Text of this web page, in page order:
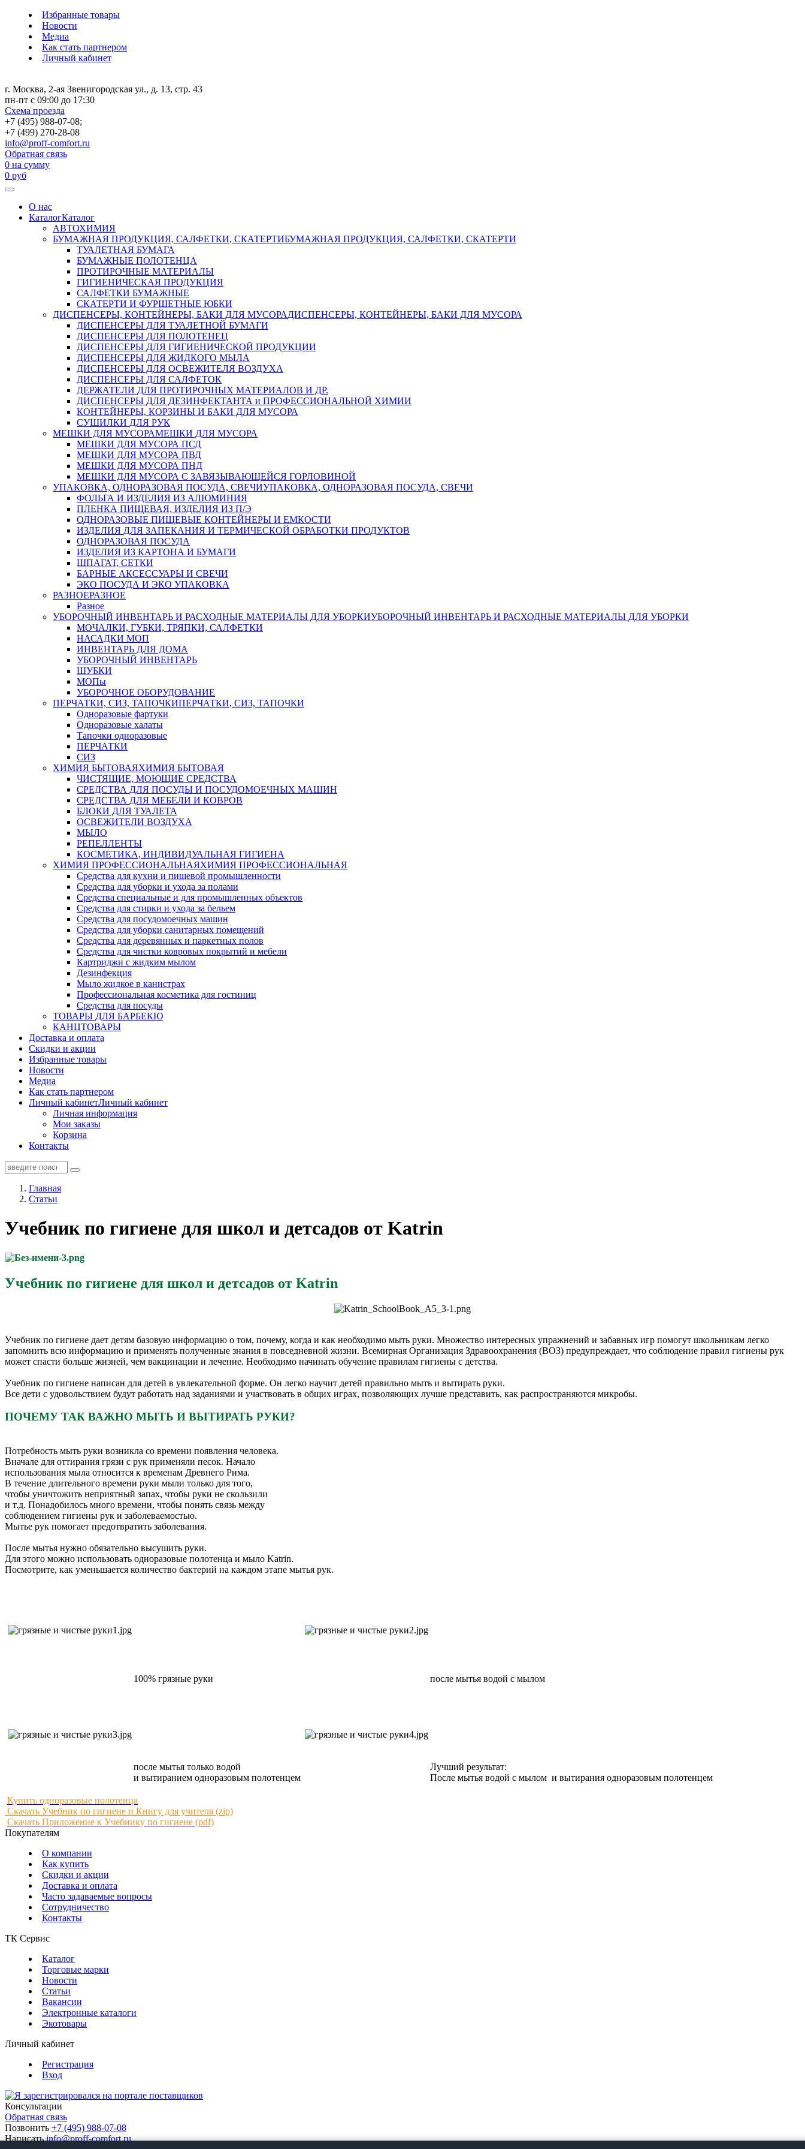
Избранные товары
Новости
Медиа
Как стать партнером
Личный кабинет
г. Москва, 2-ая Звенигородская ул., д. 13, стр. 43
пн-пт с 09:00 до 17:30
Схема проезда
+7 (495) 988-07-08;
+7 (499) 270-28-08
info@proff-comfort.ru
Обратная связь
0 на сумму
0 руб
О нас
КаталогКаталог
АВТОХИМИЯ
БУМАЖНАЯ ПРОДУКЦИЯ, САЛФЕТКИ, СКАТЕРТИБУМАЖНАЯ ПРОДУКЦИЯ, САЛФЕТКИ, СКАТЕРТИ
ТУАЛЕТНАЯ БУМАГА
БУМАЖНЫЕ ПОЛОТЕНЦА
ПРОТИРОЧНЫЕ МАТЕРИАЛЫ
ГИГИЕНИЧЕСКАЯ ПРОДУКЦИЯ
САЛФЕТКИ БУМАЖНЫЕ
СКАТЕРТИ И ФУРШЕТНЫЕ ЮБКИ
ДИСПЕНСЕРЫ, КОНТЕЙНЕРЫ, БАКИ ДЛЯ МУСОРАДИСПЕНСЕРЫ, КОНТЕЙНЕРЫ, БАКИ ДЛЯ МУСОРА
ДИСПЕНСЕРЫ ДЛЯ ТУАЛЕТНОЙ БУМАГИ
ДИСПЕНСЕРЫ ДЛЯ ПОЛОТЕНЕЦ
ДИСПЕНСЕРЫ ДЛЯ ГИГИЕНИЧЕСКОЙ ПРОДУКЦИИ
ДИСПЕНСЕРЫ ДЛЯ ЖИДКОГО МЫЛА
ДИСПЕНСЕРЫ ДЛЯ ОСВЕЖИТЕЛЯ ВОЗДУХА
ДИСПЕНСЕРЫ ДЛЯ САЛФЕТОК
ДЕРЖАТЕЛИ ДЛЯ ПРОТИРОЧНЫХ МАТЕРИАЛОВ И ДР.
ДИСПЕНСЕРЫ ДЛЯ ДЕЗИНФЕКТАНТА и ПРОФЕССИОНАЛЬНОЙ ХИМИИ
КОНТЕЙНЕРЫ, КОРЗИНЫ И БАКИ ДЛЯ МУСОРА
СУШИЛКИ ДЛЯ РУК
МЕШКИ ДЛЯ МУСОРАМЕШКИ ДЛЯ МУСОРА
МЕШКИ ДЛЯ МУСОРА ПСД
МЕШКИ ДЛЯ МУСОРА ПВД
МЕШКИ ДЛЯ МУСОРА ПНД
МЕШКИ ДЛЯ МУСОРА С ЗАВЯЗЫВАЮЩЕЙСЯ ГОРЛОВИНОЙ
УПАКОВКА, ОДНОРАЗОВАЯ ПОСУДА, СВЕЧИУПАКОВКА, ОДНОРАЗОВАЯ ПОСУДА, СВЕЧИ
ФОЛЬГА И ИЗДЕЛИЯ ИЗ АЛЮМИНИЯ
ПЛЕНКА ПИЩЕВАЯ, ИЗДЕЛИЯ ИЗ П/Э
ОДНОРАЗОВЫЕ ПИЩЕВЫЕ КОНТЕЙНЕРЫ И ЕМКОСТИ
ИЗДЕЛИЯ ДЛЯ ЗАПЕКАНИЯ И ТЕРМИЧЕСКОЙ ОБРАБОТКИ ПРОДУКТОВ
ОДНОРАЗОВАЯ ПОСУДА
ИЗДЕЛИЯ ИЗ КАРТОНА И БУМАГИ
ШПАГАТ, СЕТКИ
БАРНЫЕ АКСЕССУАРЫ И СВЕЧИ
ЭКО ПОСУДА И ЭКО УПАКОВКА
РАЗНОЕРАЗНОЕ
Разное
УБОРОЧНЫЙ ИНВЕНТАРЬ И РАСХОДНЫЕ МАТЕРИАЛЫ ДЛЯ УБОРКИУБОРОЧНЫЙ ИНВЕНТАРЬ И РАСХОДНЫЕ МАТЕРИАЛЫ ДЛЯ УБОРКИ
МОЧАЛКИ, ГУБКИ, ТРЯПКИ, САЛФЕТКИ
НАСАДКИ МОП
ИНВЕНТАРЬ ДЛЯ ДОМА
УБОРОЧНЫЙ ИНВЕНТАРЬ
ШУБКИ
МОПы
УБОРОЧНОЕ ОБОРУДОВАНИЕ
ПЕРЧАТКИ, СИЗ, ТАПОЧКИПЕРЧАТКИ, СИЗ, ТАПОЧКИ
Одноразовые фартуки
Одноразовые халаты
Тапочки одноразовые
ПЕРЧАТКИ
СИЗ
ХИМИЯ БЫТОВАЯХИМИЯ БЫТОВАЯ
ЧИСТЯЩИЕ, МОЮЩИЕ СРЕДСТВА
СРЕДСТВА ДЛЯ ПОСУДЫ И ПОСУДОМОЕЧНЫХ МАШИН
СРЕДСТВА ДЛЯ МЕБЕЛИ И КОВРОВ
БЛОКИ ДЛЯ ТУАЛЕТА
ОСВЕЖИТЕЛИ ВОЗДУХА
МЫЛО
РЕПЕЛЛЕНТЫ
КОСМЕТИКА, ИНДИВИДУАЛЬНАЯ ГИГИЕНА
ХИМИЯ ПРОФЕССИОНАЛЬНАЯХИМИЯ ПРОФЕССИОНАЛЬНАЯ
Средства для кухни и пищевой промышленности
Средства для уборки и ухода за полами
Средства специальные и для промышленных объектов
Средства для стирки и ухода за бельем
Средства для посудомоечных машин
Средства для уборки санитарных помещений
Средства для деревянных и паркетных полов
Средства для чистки ковровых покрытий и мебели
Картриджи с жидким мылом
Дезинфекция
Мыло жидкое в канистрах
Профессиональная косметика для гостиниц
Средства для посуды
ТОВАРЫ ДЛЯ БАРБЕКЮ
КАНЦТОВАРЫ
Доставка и оплата
Скидки и акции
Избранные товары
Новости
Медиа
Как стать партнером
Личный кабинетЛичный кабинет
Личная информация
Мои заказы
Корзина
Контакты
Главная
Статьи
Учебник по гигиене для школ и детсадов от Katrin
Учебник по гигиене для школ и детсадов от Katrin
Учебник по гигиене дает детям базовую информацию о том, почему, когда и как необходимо мыть руки. Множество интересных упражнений и забавных игр помогут школьникам легко
запомнить всю информацию и применять полученные знания в повседневной жизни. Всемирная Организация Здравоохранения (ВОЗ) предупреждает, что соблюдение правил гигиены рук
может спасти больше жизней, чем вакцинации и лечение. Необходимо начинать обучение правилам гигиены с детства.
Учебник по гигиене написан для детей в увлекательной форме. Он легко научит детей правильно мыть и вытирать руки.
Все дети с удовольствием будут работать над заданиями и участвовать в общих играх, позволяющих лучше представить, как распространяются микробы.
ПОЧЕМУ ТАК ВАЖНО МЫТЬ И ВЫТИРАТЬ РУКИ?
Потребность мыть руки возникла со времени появления человека.
Вначале для оттирания грязи с рук применяли песок. Начало
использования мыла относится к временам Древнего Рима.
В течение длительного времени руки мыли только для того,
чтобы уничтожить неприятный запах, чтобы руки не скользили
и т.д. Понадобилось много времени, чтобы понять связь между
соблюдением гигиены рук и заболеваемостью.
Мытье рук помогает предотвратить заболевания.
После мытья нужно обязательно высушить руки.
Для этого можно использовать одноразовые полотенца и мыло Katrin.
Посмотрите, как уменьшается количество бактерий на каждом этапе мытья рук.
100% грязные руки после мытья водой с мылом
после мытья только водой
и вытиранием одноразовым полотенцем
Лучший результат:
После мытья водой с мылом и вытирания одноразовым полотенцем
Купить одноразовые полотенца
Скачать Учебник по гигиене и Книгу для учителя (zip)
Скачать Приложение к Учебнику по гигиене (pdf)
Покупателям
О компании
Как купить
Скидки и акции
Доставка и оплата
Часто задаваемые вопросы
Сотрудничество
Контакты
ТК Сервис
Каталог
Торговые марки
Новости
Статьи
Вакансии
Электронные каталоги
Экотовары
Личный кабинет
Регистрация
Вход
Консультации
Обратная связь
Позвонить +7 (495) 988-07-08
Написатьinfo@proff-comfort.ru